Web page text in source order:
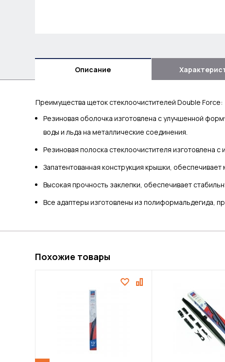
Описание
Преимущества щеток стеклоочистителей Double Force:
Резиновая оболочка изготовлена с улучшенной
воды и льда на металлические соединения.
Резиновая полоска стеклоочистителя изготовлена
Запатентованная конструкция крышки,
Высокая прочность заклепки, обеспечивает
Все адаптеры изготовлены из полиформальдегида,
Похожие товары